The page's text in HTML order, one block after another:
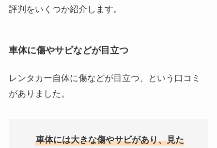
評判をいくつか紹介します。
車体に傷やサビなどが目立つ
レンタカー自体に傷などが目立つ、という口コミ
がありました。
車体には大きな傷やサビがあり、見た